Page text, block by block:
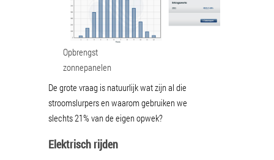
Opbrengst
zonnepanelen
De grote vraag is natuurlijk wat zijn al die
stroomslurpers en waarom gebruiken we
slechts 21% van de eigen opwek?
Elektrisch rijden